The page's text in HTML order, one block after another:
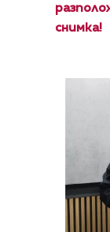
снимка!